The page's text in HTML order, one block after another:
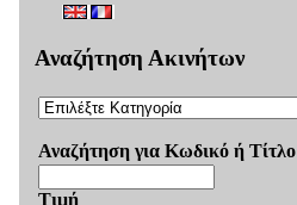
Αναζήτηση Ακινήτων
Αναζήτηση για Κωδικό ή Τίτλο
Τιμή